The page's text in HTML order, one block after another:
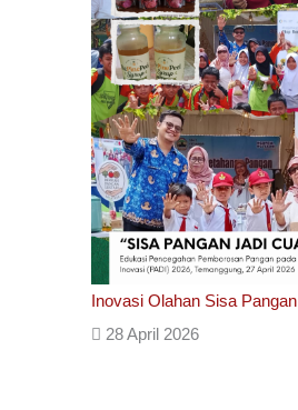
Inovasi Olahan Sisa Pangan
28 April 2026